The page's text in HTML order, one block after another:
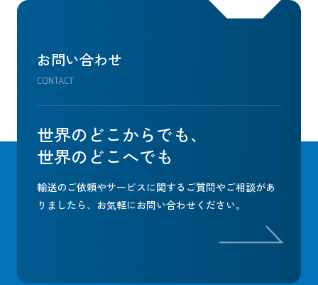
お問い合わせ
CONTACT
世界のどこからでも、
世界のどこへでも
輸送のご依頼やサービスに関するご質問やご相談があ
りましたら、 お気軽にお問い合わせください。